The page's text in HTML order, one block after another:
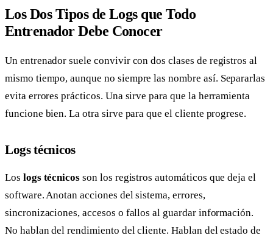
Los Dos Tipos de Logs que Todo
Entrenador Debe Conocer
Un entrenador suele convivir con dos clases de registros al
mismo tiempo, aunque no siempre las nombre así. Separarlas
evita errores prácticos. Una sirve para que la herramienta
funcione bien. La otra sirve para que el cliente progrese.
Logs técnicos
Los logs técnicos son los registros automáticos que deja el
software. Anotan acciones del sistema, errores,
sincronizaciones, accesos o fallos al guardar información.
No hablan del rendimiento del cliente. Hablan del estado de